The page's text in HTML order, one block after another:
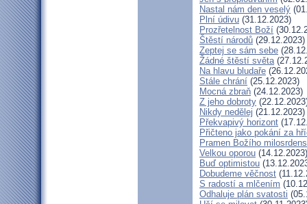
Nastal nám den veselý
Plní údivu (31.12.2023)
Prozřetelnost Boží
Štěstí národů (29.12.2023)
Zeptej se sám sebe
Žádné štěstí světa
Na hlavu bludaře
Stále chrání (25.12.2023)
Mocná zbraň (24.12.2023)
Z jeho dobroty
Nikdy nedělej (21.12.2023)
Překvapivý horizont
Přičteno jako pokání za
Pramen Božího
Velkou oporou (14.12.2023)
Buď optimistou
Dobudeme věčnost
S radostí a mlčením
Odhaluje plán svatosti